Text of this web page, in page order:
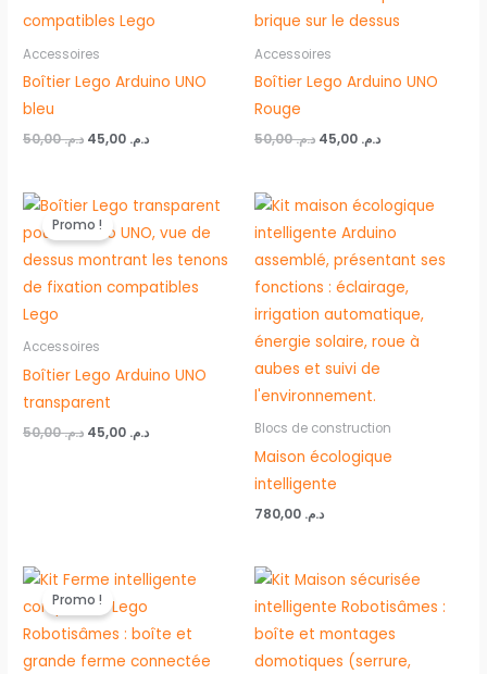
Accessoires
Boîtier Lego Arduino UNO
bleu
د.م.50,00 د.م.
Accessoires
Boîtier Lego Arduino UNO
Rouge
د.م.50,00 د.م.
Promo !
Accessoires
Boîtier Lego Arduino UNO
transparent
د.م.50,00
Le
prix
initial
était :
د.م.
Le
prix
actuel
est :
د.م. 45,00.
Blocs de construction
Maison écologique
intelligente
د.م.
Promo !
Le
prix
initial
était :
د.م. 1.290,00.
Le
prix
est :
د.م. 1.230,00.